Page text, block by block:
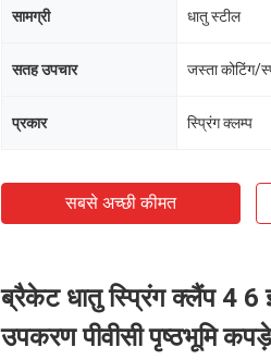
सामग्री धातु स्टील
सतह उपचार जस्ता कोटिंग/
प्रकार स्प्रिंग क्लम्प
सबसे अच्छी कीमत
ब्रैकेट धातु स्प्रिंग क्लैंप 4 6
उपकरण पीवीसी पृष्ठभूमि